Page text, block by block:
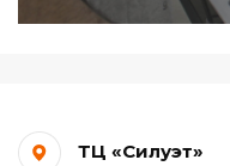
ТЦ «Силуэт»